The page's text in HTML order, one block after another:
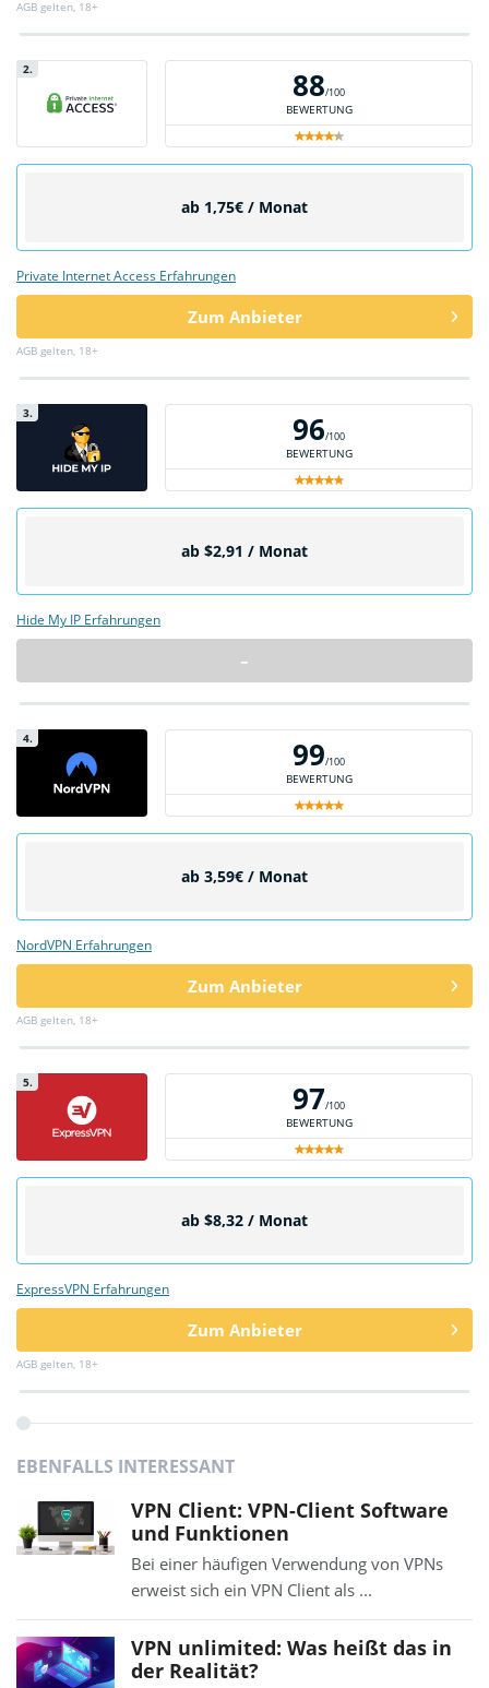
AGB gelten, 18+
2. 88/100
BEWERTUNG
ab 1,75€ / Monat
Private Internet Access Erfahrungen
Zum Anbieter
AGB gelten, 18+
3. 96/100
BEWERTUNG
ab $2,91 / Monat
Hide My IP Erfahrungen
–
4. 99/100
BEWERTUNG
ab 3,59€ / Monat
NordVPN Erfahrungen
Zum Anbieter
AGB gelten, 18+
5. 97/100
BEWERTUNG
ab $8,32 / Monat
ExpressVPN Erfahrungen
Zum Anbieter
AGB gelten, 18+
EBENFALLS INTERESSANT
VPN Client: VPN-Client Software
und Funktionen
Bei einer häufigen Verwendung von VPNs
erweist sich ein VPN Client als ...
VPN unlimited: Was heißt das in
der Realität?